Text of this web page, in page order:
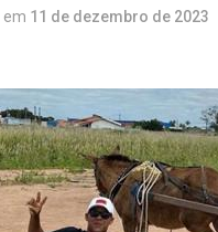
em 11 de dezembro de 2023